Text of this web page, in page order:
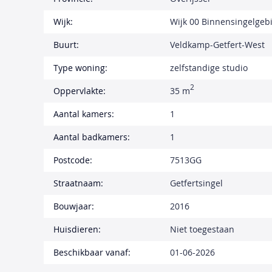
Wijk:
Wijk 00
Buurt:
Veldkamp-Getfert-West
Type woning:
zelfstandige studio
Oppervlakte:
35 m2
Aantal kamers:
1
Aantal badkamers:
1
Postcode:
7513GG
Straatnaam:
Getfertsingel
Bouwjaar:
2016
Huisdieren:
Niet toegestaan
Beschikbaar vanaf:
01-06-2026